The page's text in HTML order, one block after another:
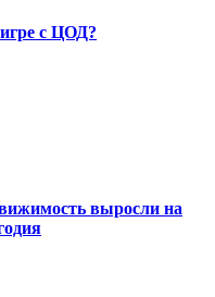
с ЦОД?
выросли на